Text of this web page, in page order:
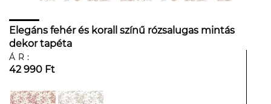
Elegáns fehér és korall színű rózsalugas mintás
dekor tapéta
ÁR:
42 990 Ft